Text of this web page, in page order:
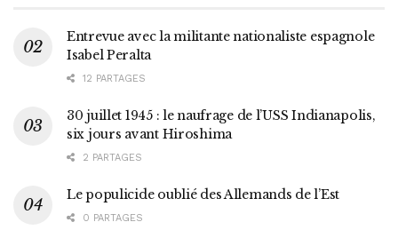
Entrevue avec la militante nationaliste espagnole
Isabel Peralta
12 PARTAGES
30 juillet 1945 : le naufrage de l’USS Indianapolis,
six jours avant Hiroshima
2 PARTAGES
Le populicide oublié des Allemands de l’Est
0 PARTAGES